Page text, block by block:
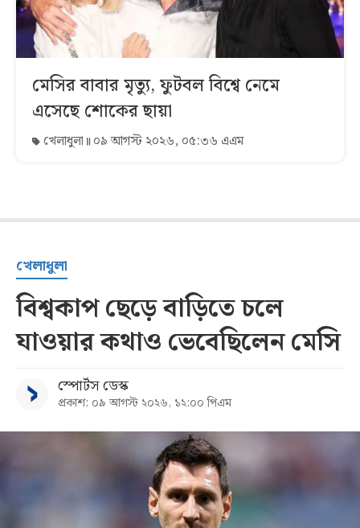
মেসির বাবার মৃত্যু, ফুটবল বিশ্বে নেমে
এসেছে শোকের ছায়া
খেলাধুলা ০৯ আগস্ট ২০২৬, ০৫:৩৬ এএম
খেলাধুলা
বিশ্বকাপ ছেড়ে বাড়িতে চলে
যাওয়ার কথাও ভেবেছিলেন মেসি
স্পোর্টস ডেস্ক
প্রকাশ: ০৯ আগস্ট ২০২৬, ১২:০০ পিএম